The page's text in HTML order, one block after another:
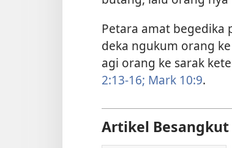
Petara amat begedika
deka ngukum orang
agi orang ke sarak
2:13-16; Mark 10:9.
Artikel Besangkut